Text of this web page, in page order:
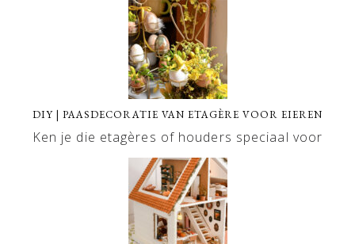
DIY | PAASDECORATIE VAN ETAGÈRE VOOR EIEREN
Ken je die etagères of houders speciaal voor